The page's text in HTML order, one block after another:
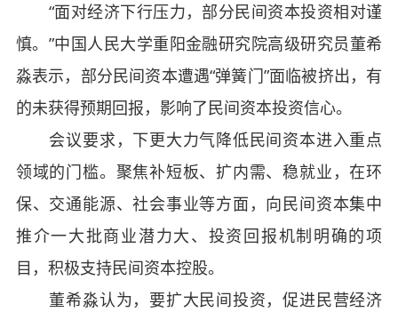
“面对经济下行压力，部分民间资本投资相对谨
慎。”中国人民大学重阳金融研究院高级研究员董希
淼表示，部分民间资本遭遇“弹簧门”面临被挤出，有
的未获得预期回报，影响了民间资本投资信心。
会议要求，下更大力气降低民间资本进入重点
领域的门槛。聚焦补短板、扩内需、稳就业，在环
保、交通能源、社会事业等方面，向民间资本集中
推介一大批商业潜力大、投资回报机制明确的项
目，积极支持民间资本控股。
董希淼认为，要扩大民间投资，促进民营经济